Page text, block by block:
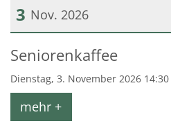
3 Nov. 2026
Datum: 3. November 2026
Seniorenkaffee
Dienstag, 3. November 2026 14:30
mehr +